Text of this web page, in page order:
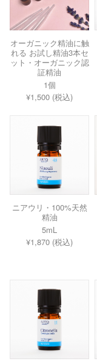
オーガニック精油に触
れる お試し精油3本セ
ット・オーガニック認
証精油
1個
¥1,500 (税込)
ニアウリ・100%天然
精油
5mL
¥1,870 (税込)